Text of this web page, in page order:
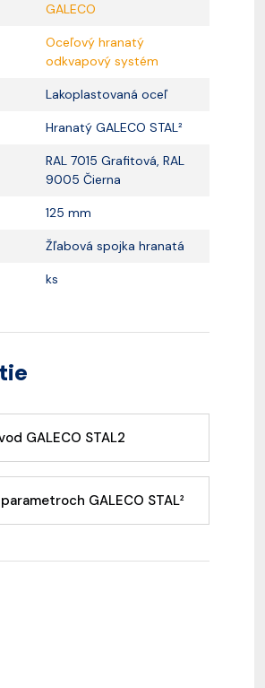
GALECO
Oceľový hranatý
odkvapový systém
Lakoplastovaná oceľ
Hranatý GALECO STAL²
RAL 7015 Grafitová, RAL
9005 Čierna
125 mm
Žľabová spojka hranatá
ks
GALECO STAL2
GALECO STAL²